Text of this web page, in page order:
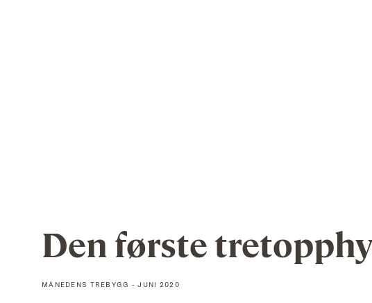
Den første
MÅNEDENS TREBYGG - JUNI 2020